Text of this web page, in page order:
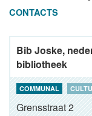
CONTACTS
Bib Joske,
bibliotheek
COMMUNAL
Grensstraat 2